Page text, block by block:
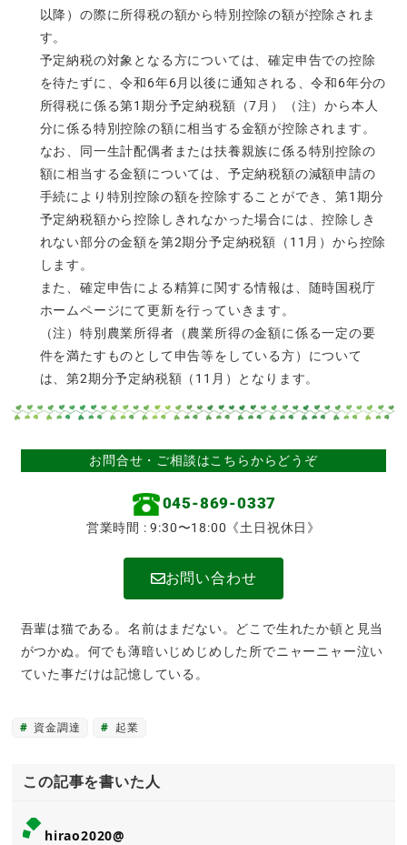
以降）の際に所得税の額から特別控除の額が控除されま
す。
予定納税の対象となる方については、確定申告での控除
を待たずに、令和6年6月以後に通知される、令和6年分の
所得税に係る第1期分予定納税額（7月）（注）から本人
分に係る特別控除の額に相当する金額が控除されます。
なお、同一生計配偶者または扶養親族に係る特別控除の
額に相当する金額については、予定納税額の減額申請の
手続により特別控除の額を控除することができ、第1期分
予定納税額から控除しきれなかった場合には、控除しき
れない部分の金額を第2期分予定納税額（11月）から控除
します。
また、確定申告による精算に関する情報は、随時国税庁
ホームページにて更新を行っていきます。
（注）特別農業所得者（農業所得の金額に係る一定の要
件を満たすものとして申告等をしている方）について
は、第2期分予定納税額（11月）となります。
お問合せ・ご相談はこちらからどうぞ
045-869-0337
営業時間 : 9:30〜18:00《土日祝休日》
お問い合わせ
吾輩は猫である。名前はまだない。どこで生れたか頓と見当
がつかぬ。何でも薄暗いじめじめした所でニャーニャー泣い
ていた事だけは記憶している。
資金調達 起業
この記事を書いた人
hirao2020@